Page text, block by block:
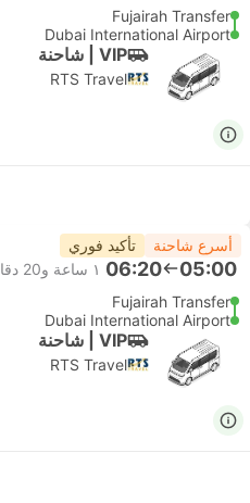
Fujairah Transfer
Dubai International Airport
VIP | شاحنة
RTS Travel
أسرع شاحنة تأكيد فوري
05:00
06:20 ١ ساعة و‫20 دقائق
Fujairah Transfer
Dubai International Airport
VIP | شاحنة
RTS Travel